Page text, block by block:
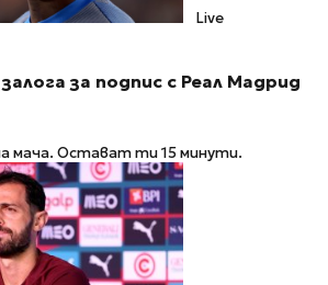
Live
за подпис с Реал Мадрид
мача. Остават ти 15 минути.